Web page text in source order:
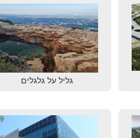
גליל על גלגלים